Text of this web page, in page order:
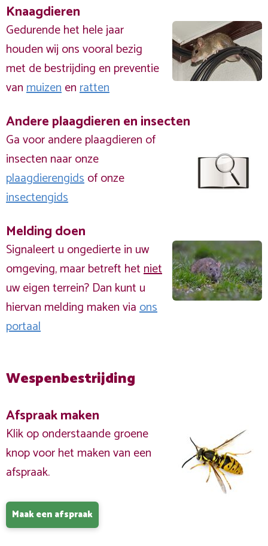
Knaagdieren
Gedurende het hele jaar
houden wij ons vooral bezig
met de bestrijding en preventie
vanmuizenenratten
Andere plaagdieren en insecten
Ga voor andere plaagdieren of
insecten naar onze
plaagdierengidsof onze
insectengids
Melding doen
Signaleert u ongedierte in uw
omgeving, maar betreft hetniet
uw eigen terrein? Dan kunt u
hiervan melding maken viaons
portaal
Wespenbestrijding
Afspraak maken
Klik op onderstaande groene
knop voor het maken van een
afspraak.
Maak een afspraak